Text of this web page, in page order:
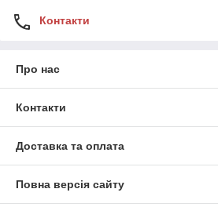
Контакти
Про нас
Контакти
Доставка та оплата
Повна версія сайту